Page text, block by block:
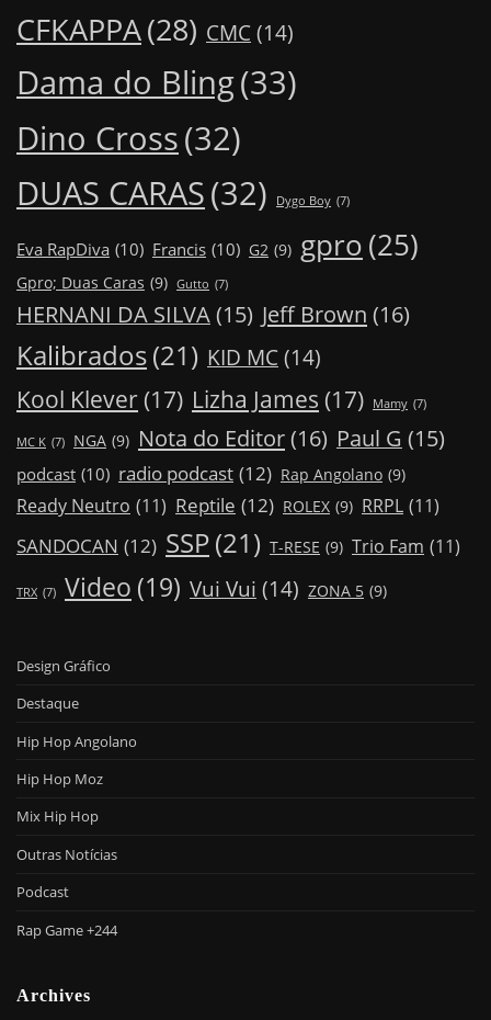
CFKAPPA(28) CMC (14)
Dama do Bling(33)
Dino Cross(32)
DUAS CARAS(32) Dygo Boy (7)
Eva RapDiva (10) Francis (10) G2 (9) gpro(25)
Gpro; Duas Caras (9) Gutto (7)
HERNANI DA SILVA(15) Jeff Brown (16)
Kalibrados(21) KID MC (14)
Kool Klever (17) Lizha James (17) Mamy (7)
MC K (7) NGA (9) Nota do Editor(16) Paul G (15)
podcast (10) radio podcast (12) Rap Angolano (9)
Ready Neutro (11) Reptile (12) ROLEX (9) RRPL (11)
SANDOCAN (12) SSP(21) T-RESE (9) Trio Fam (11)
TRX (7) Video (19) Vui Vui (14) ZONA 5 (9)
Design Gráfico
Destaque
Hip Hop Angolano
Hip Hop Moz
Mix Hip Hop
Outras Notícias
Podcast
Rap Game +244
Archives